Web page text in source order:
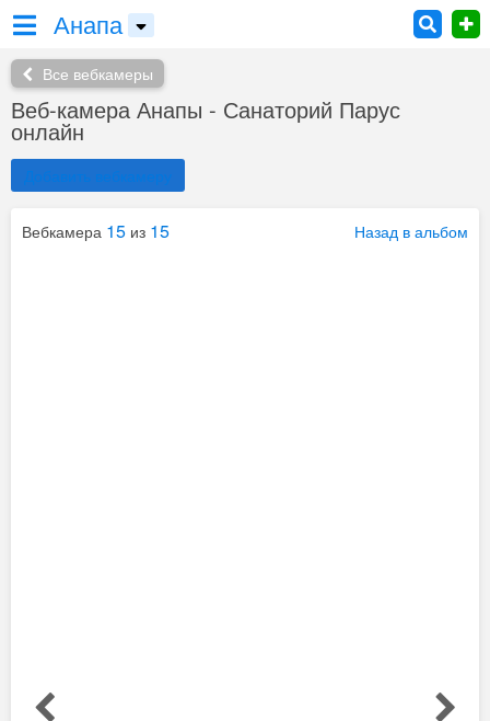
Анапа
Все вебкамеры
Веб-камера Анапы - Санаторий Парус
онлайн
Добавить вебкамеру
Вебкамера 15 из 15 Назад в альбом